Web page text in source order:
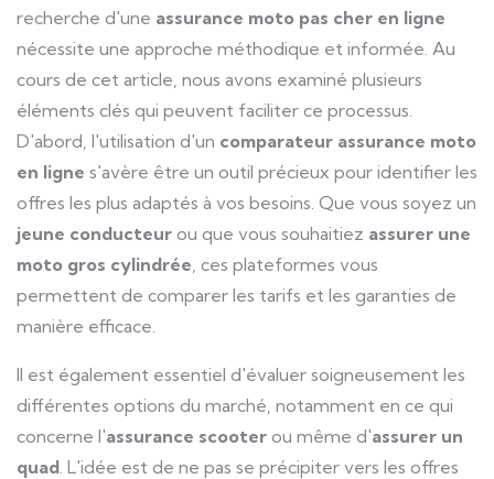
recherche d'une assurance moto pas cher en ligne
nécessite une approche méthodique et informée. Au
cours de cet article, nous avons examiné plusieurs
éléments clés qui peuvent faciliter ce processus.
D'abord, l'utilisation d'un comparateur assurance moto
en ligne s'avère être un outil précieux pour identifier les
offres les plus adaptés à vos besoins. Que vous soyez un
jeune conducteur ou que vous souhaitiez assurer une
moto gros cylindrée, ces plateformes vous
permettent de comparer les tarifs et les garanties de
manière efficace.
Il est également essentiel d'évaluer soigneusement les
différentes options du marché, notamment en ce qui
concerne l'assurance scooter ou même d'assurer un
quad. L'idée est de ne pas se précipiter vers les offres